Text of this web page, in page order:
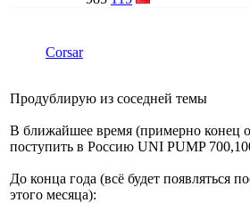
Corsar
Продублирую из соседней темы
В ближайшее время (примерно конец
поступить в Россию UNI PUMP
До конца года (всё будет появляться
этого месяца):